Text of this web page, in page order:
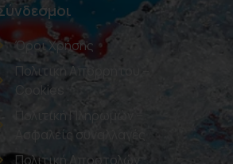
Σύνδεσμοι
Όροι Χρήσης
Πολιτική Απορρήτου –
Cookies
Πολιτική Πληρωμών –
Ασφαλείς συναλλαγές
Πολιτική Αποστολών